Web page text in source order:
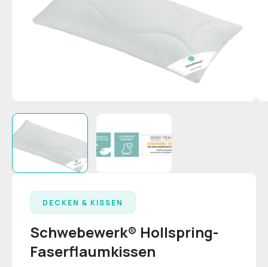
DECKEN & KISSEN
Schwebewerk® Hollspring-
Faserflaumkissen